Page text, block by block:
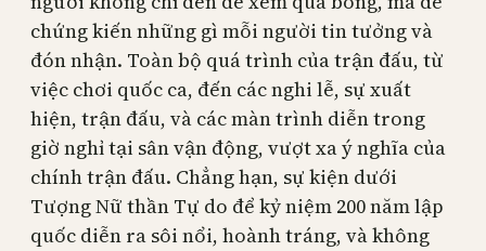
chứng kiến những gì mỗi người tin tưởng và
đón nhận. Toàn bộ quá trình của trận đấu, từ
việc chơi quốc ca, đến các nghi lễ, sự xuất
hiện, trận đấu, và các màn trình diễn trong
giờ nghỉ tại sân vận động, vượt xa ý nghĩa của
chính trận đấu. Chẳng hạn, sự kiện dưới
Tượng Nữ thần Tự do để kỷ niệm 200 năm lập
quốc diễn ra sôi nổi, hoành tráng, và không